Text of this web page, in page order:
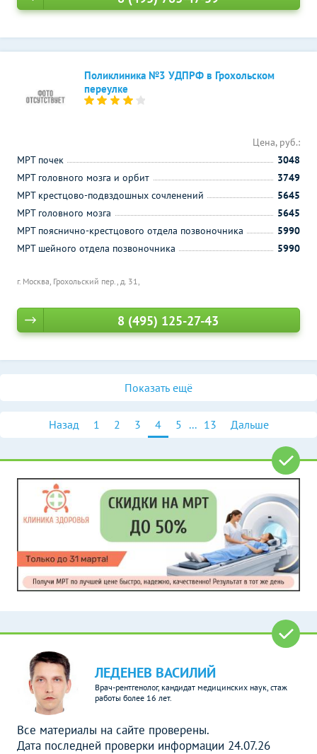
Поликлиника №3 УДПРФ в Грохольском
переулке
г. Москва, Грохольский пер., д. 31,
Цена, руб.:
МРТ почек
3048
МРТ головного мозга и орбит
3749
МРТ крестцово-подвздошных сочленений
5645
МРТ головного мозга
5645
МРТ пояснично-крестцового отдела позвоночника
5990
МРТ шейного отдела позвоночника
5990
8 (495) 125-27-43
Показать ещё
Назад 1 2 3 4 5 ... 13 Дальше
ЛЕДЕНЕВ ВАСИЛИЙ
Врач-рентгенолог, кандидат медицинских наук, стаж
работы более 16 лет.
Все материалы на сайте проверены.
Дата последней проверки информации 24.07.26